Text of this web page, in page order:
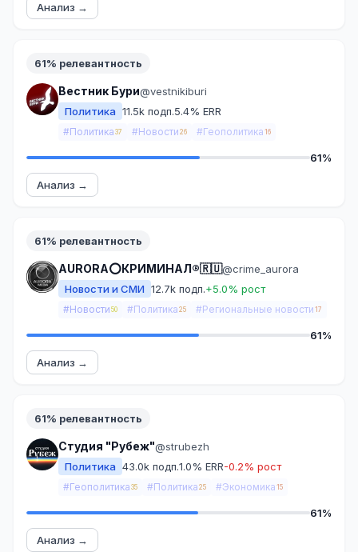
Анализ →
61% релевантность
Вестник Бури@vestnikiburi
Политика 11.5k подп.5.4% ERR
#Политика 37 #Новости 26 #Геополитика 16
61%
Анализ →
61% релевантность
AURORA⭕️КРИМИНАЛ®🇷🇺@crime_aurora
Новости и СМИ 12.7k подп.+5.0% рост
#Новости 50 #Политика 25 #Региональные новости 17
61%
Анализ →
61% релевантность
Студия "Рубеж"@strubezh
Политика 43.0k подп.1.0% ERR-0.2% рост
#Геополитика 35 #Политика 25 #Экономика 15
61%
Анализ →